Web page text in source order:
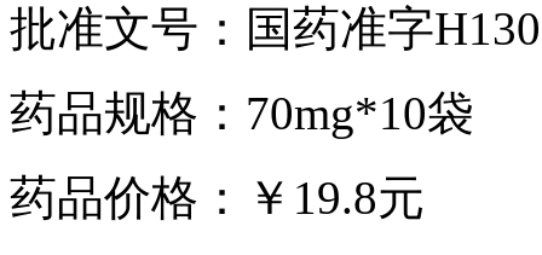
批准文号：国药准字
药品规格：70mg*10袋
药品价格：￥19.8元